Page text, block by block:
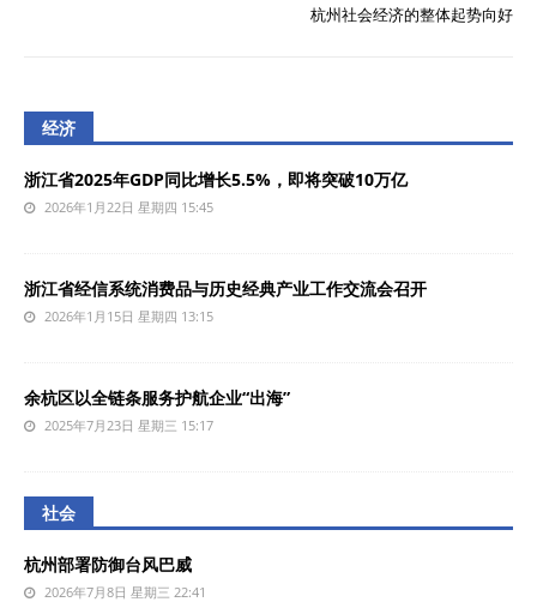
杭州社会经济的整体起势向好
经济
浙江省2025年GDP同比增长5.5%，即将突破10万亿
2026年1月22日 星期四 15:45
浙江省经信系统消费品与历史经典产业工作交流会召开
2026年1月15日 星期四 13:15
余杭区以全链条服务护航企业“出海”
2025年7月23日 星期三 15:17
社会
杭州部署防御台风巴威
2026年7月8日 星期三 22:41